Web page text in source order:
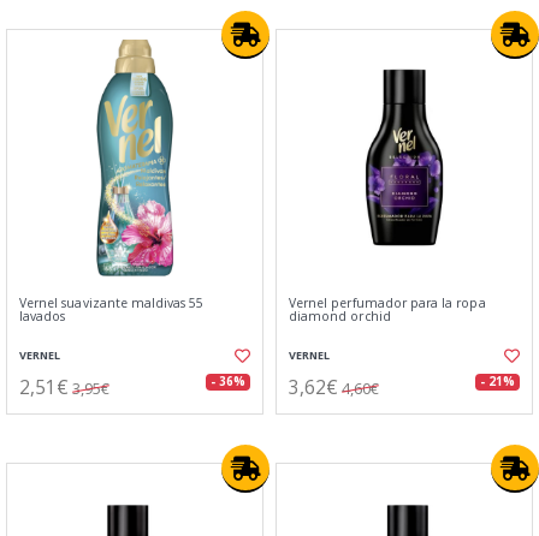
Vernel suavizante maldivas 55
lavados
VERNEL
2,51€ 3,95€ - 36%
Vernel perfumador para la ropa
diamond orchid
VERNEL
3,62€ 4,60€ - 21%